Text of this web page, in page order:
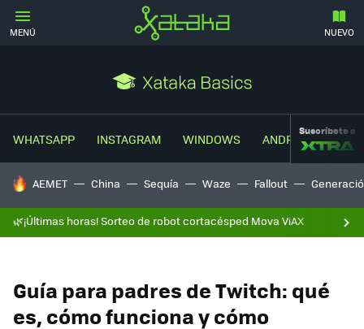
MENÚ NUEVO
WHATSAPP INSTAGRAM WINDOWS ANDROIDSuscríbete a
HOY SE HABLA DE
AEMET China Sequía Waze Fallout
🌿¡Últimas horas! Sorteo de robot cortacésped Mova ViAX
Guía para padres de Twitch: qué
es, cómo funciona y cómo